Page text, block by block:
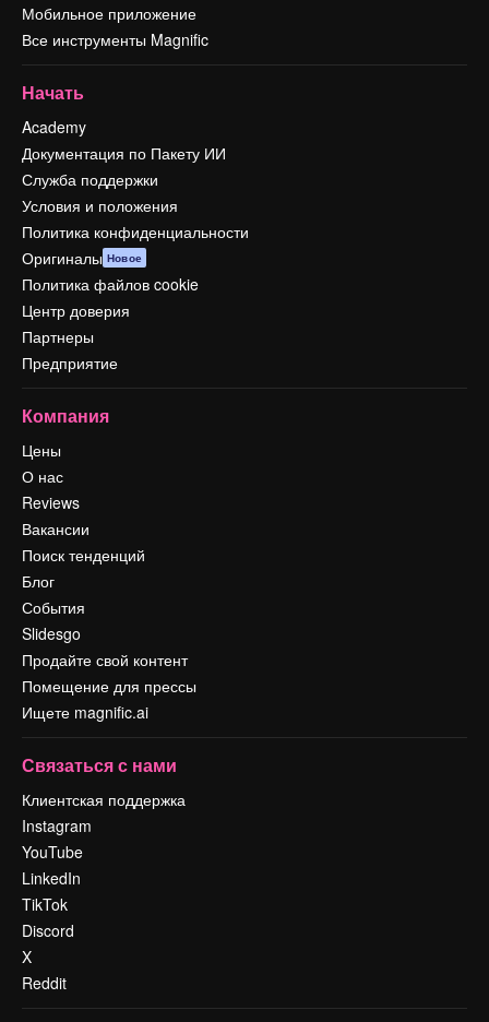
Мобильное приложение
Все инструменты Magnific
Начать
Academy
Документация по Пакету ИИ
Служба поддержки
Условия и положения
Политика конфиденциальности
Оригиналы Новое
Политика файлов cookie
Центр доверия
Партнеры
Предприятие
Компания
Цены
О нас
Reviews
Вакансии
Поиск тенденций
Блог
События
Slidesgo
Продайте свой контент
Помещение для прессы
Ищете magnific.ai
Связаться с нами
Клиентская поддержка
Instagram
YouTube
LinkedIn
TikTok
Discord
X
Reddit